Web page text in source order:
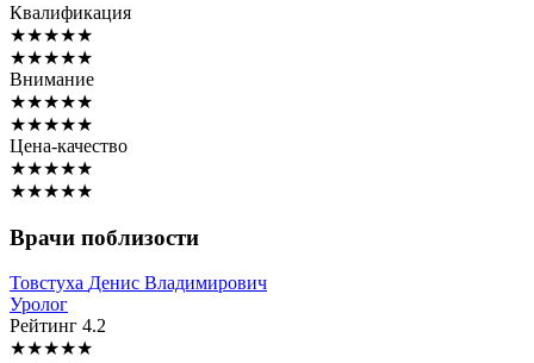
Квалификация
★★★★★
★★★★★
Внимание
★★★★★
★★★★★
Цена-качество
★★★★★
★★★★★
Врачи поблизости
Товстуха Денис Владимирович
Уролог
Рейтинг 4.2
★★★★★